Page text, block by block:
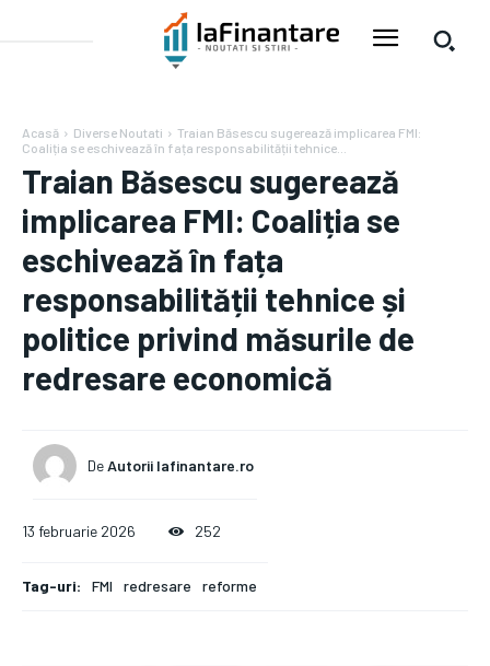
Acasă Diverse Noutati
Traian Băsescu sugerează implicarea FMI:
Coaliția se eschivează în fața responsabilității tehnice...
Traian Băsescu sugerează
implicarea FMI: Coaliția se
eschivează în fața
responsabilității tehnice și
politice privind măsurile de
redresare economică
DeAutorii Iafinantare.ro
13 februarie 2026 252
Tag-uri: FMI redresare reforme